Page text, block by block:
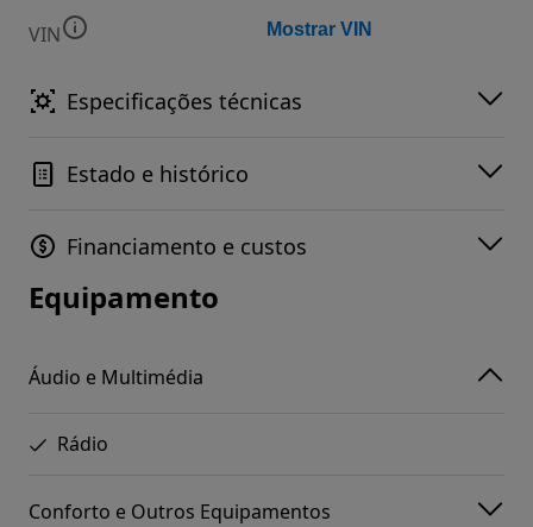
VIN Mostrar VIN
Especificações técnicas
Estado e histórico
Financiamento e custos
Equipamento
Áudio e Multimédia
Rádio
Conforto e Outros Equipamentos